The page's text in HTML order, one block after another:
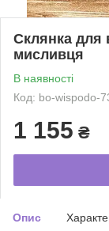
Склянка для
мисливця
В наявності
Код: bo-wispodo-
1 155 ₴
Опис